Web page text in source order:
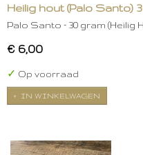
Heilig hout (Palo Santo)
Palo Santo – 30 gram (Heilig
€ 6,00
✓ Op voorraad
IN WINKELWAGEN